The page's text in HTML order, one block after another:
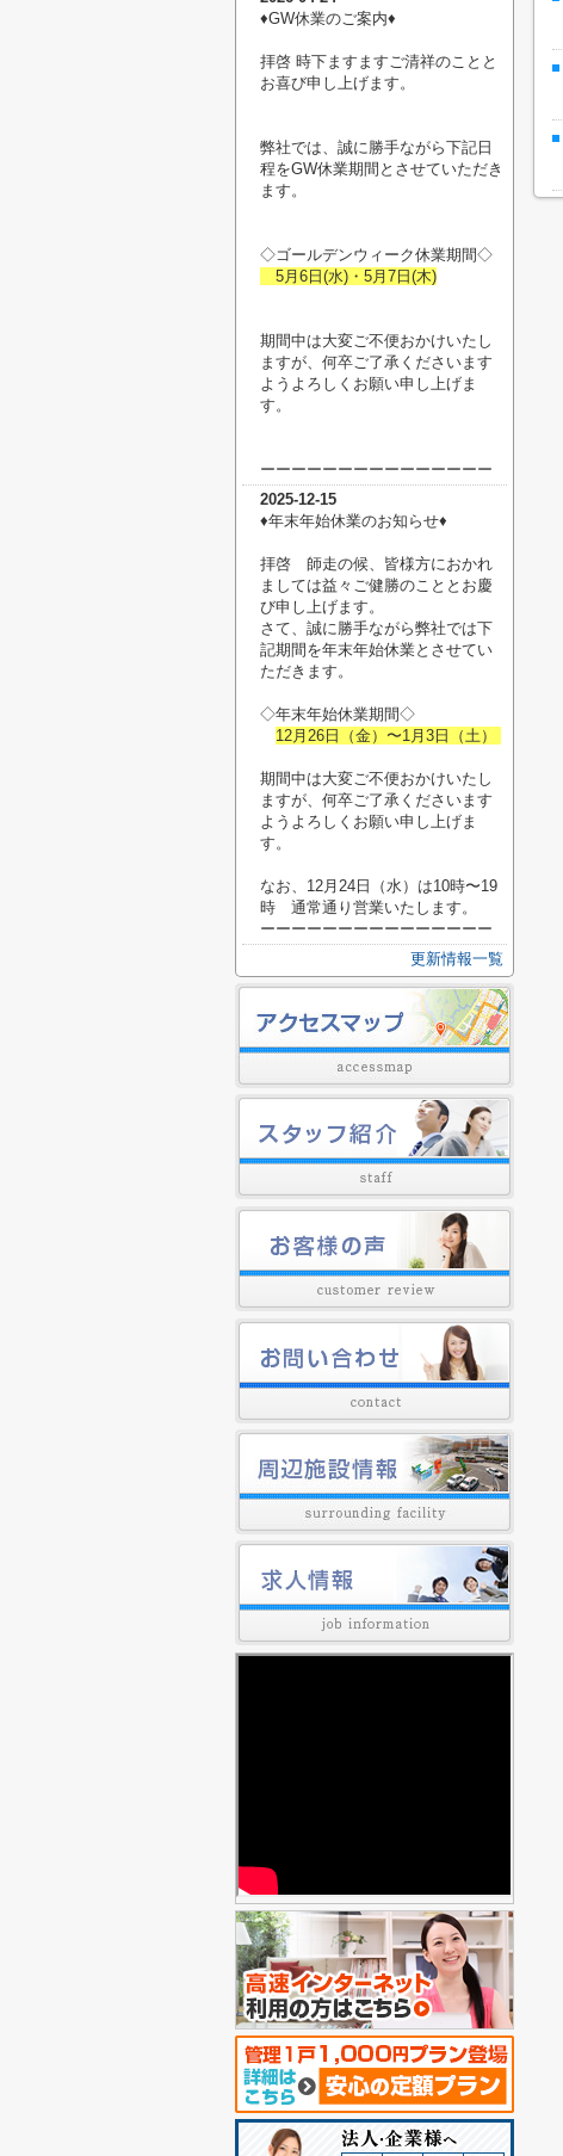
♦︎GW休業のご案内♦︎
拝啓 時下ますますご清祥のことと
お喜び申し上げます。
弊社では、誠に勝手ながら下記日
程をGW休業期間とさせていただき
ます。
◇ゴールデンウィーク休業期間◇
5月6日(水)・5月7日(木)
期間中は大変ご不便おかけいたし
ますが、何卒ご了承くださいます
ようよろしくお願い申し上げま
す。
ーーーーーーーーーーーーーーー
2025-12-15
♦︎年末年始休業のお知らせ♦︎
拝啓 師走の候、皆様方におかれ
ましては益々ご健勝のこととお慶
び申し上げます。
さて、誠に勝手ながら弊社では下
記期間を年末年始休業とさせてい
ただきます。
◇年末年始休業期間◇
12月26日（金）〜1月3日（土）
期間中は大変ご不便おかけいたし
ますが、何卒ご了承くださいます
ようよろしくお願い申し上げま
す。
なお、12月24日（水）は10時〜19
時 通常通り営業いたします。
ーーーーーーーーーーーーーーー
更新情報一覧